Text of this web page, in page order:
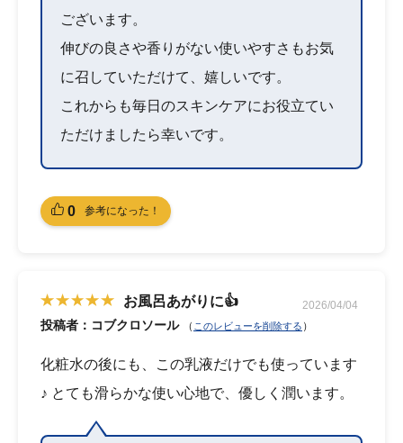
ございます。
伸びの良さや香りがない使いやすさもお気
に召していただけて、嬉しいです。
これからも毎日のスキンケアにお役立てい
ただけましたら幸いです。
0 参考になった！
お風呂あがりに👍 2026/04/04
投稿者：コブクロソール （ このレビューを削除する ）
化粧水の後にも、この乳液だけでも使っています
♪ とても滑らかな使い心地で、優しく潤います。